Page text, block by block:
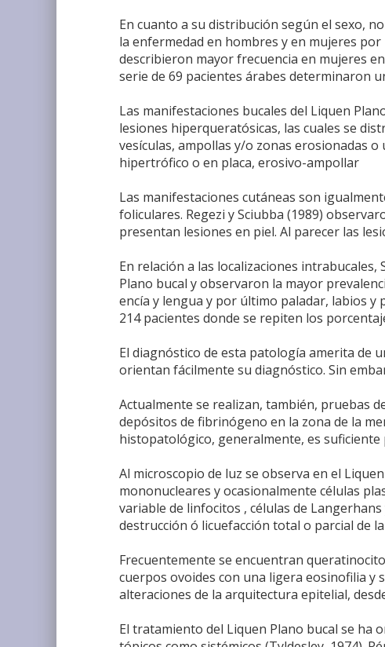
En cuanto a su distribución según el sexo,
la enfermedad en hombres y en mujeres
describieron mayor frecuencia en mujeres
serie de 69 pacientes árabes determinaron
Las manifestaciones bucales del Liquen
lesiones hiperqueratósicas, las cuales se
vesículas, ampollas y/o zonas erosionadas
hipertrófico o en placa, erosivo-ampollar
Las manifestaciones cutáneas son
foliculares. Regezi y Sciubba (1989)
presentan lesiones en piel. Al parecer las
En relación a las localizaciones intrabucales,
Plano bucal y observaron la mayor
encía y lengua y por último paladar, labios y
214 pacientes donde se repiten los
El diagnóstico de esta patología amerita de
orientan fácilmente su diagnóstico. Sin
Actualmente se realizan, también, pruebas
depósitos de fibrinógeno en la zona de la
histopatológico, generalmente, es
Al microscopio de luz se observa en el
mononucleares y ocasionalmente células
variable de linfocitos , células de
destrucción ó licuefacción total o parcial de
Frecuentemente se encuentran
cuerpos ovoides con una ligera eosinofilia y
alteraciones de la arquitectura epitelial,
El tratamiento del Liquen Plano bucal se ha